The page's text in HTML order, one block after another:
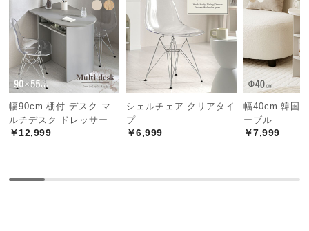
送
つ
い
て
小
型
幅90cm 棚付 デスク マ
ルチデスク ドレッサー
￥12,999
シェルチェア クリアタイ
プ
￥6,999
幅40cm 韓国
ーブル
￥7,999